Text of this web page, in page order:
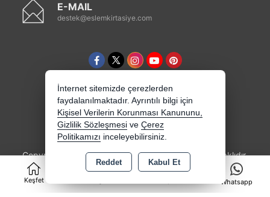
Keşfet
0
Whatsapp
E-MAIL
destek@eslemkirtasiye.com
Copyright 2026 eslemkirtasiye.com - Tüm hakları saklıdır.
Kredi kartı bilgileriniz 256bit SSL sertifikası ile
korunmaktadır.
İnternet sitemizde çerezlerden
faydalanılmaktadır. Ayrıntılı bilgi için
Kişisel Verilerin Korunması Kanununu,
Gizlilik Sözleşmesi ve Çerez
Politikamızı inceleyebilirsiniz.
Reddet Kabul Et